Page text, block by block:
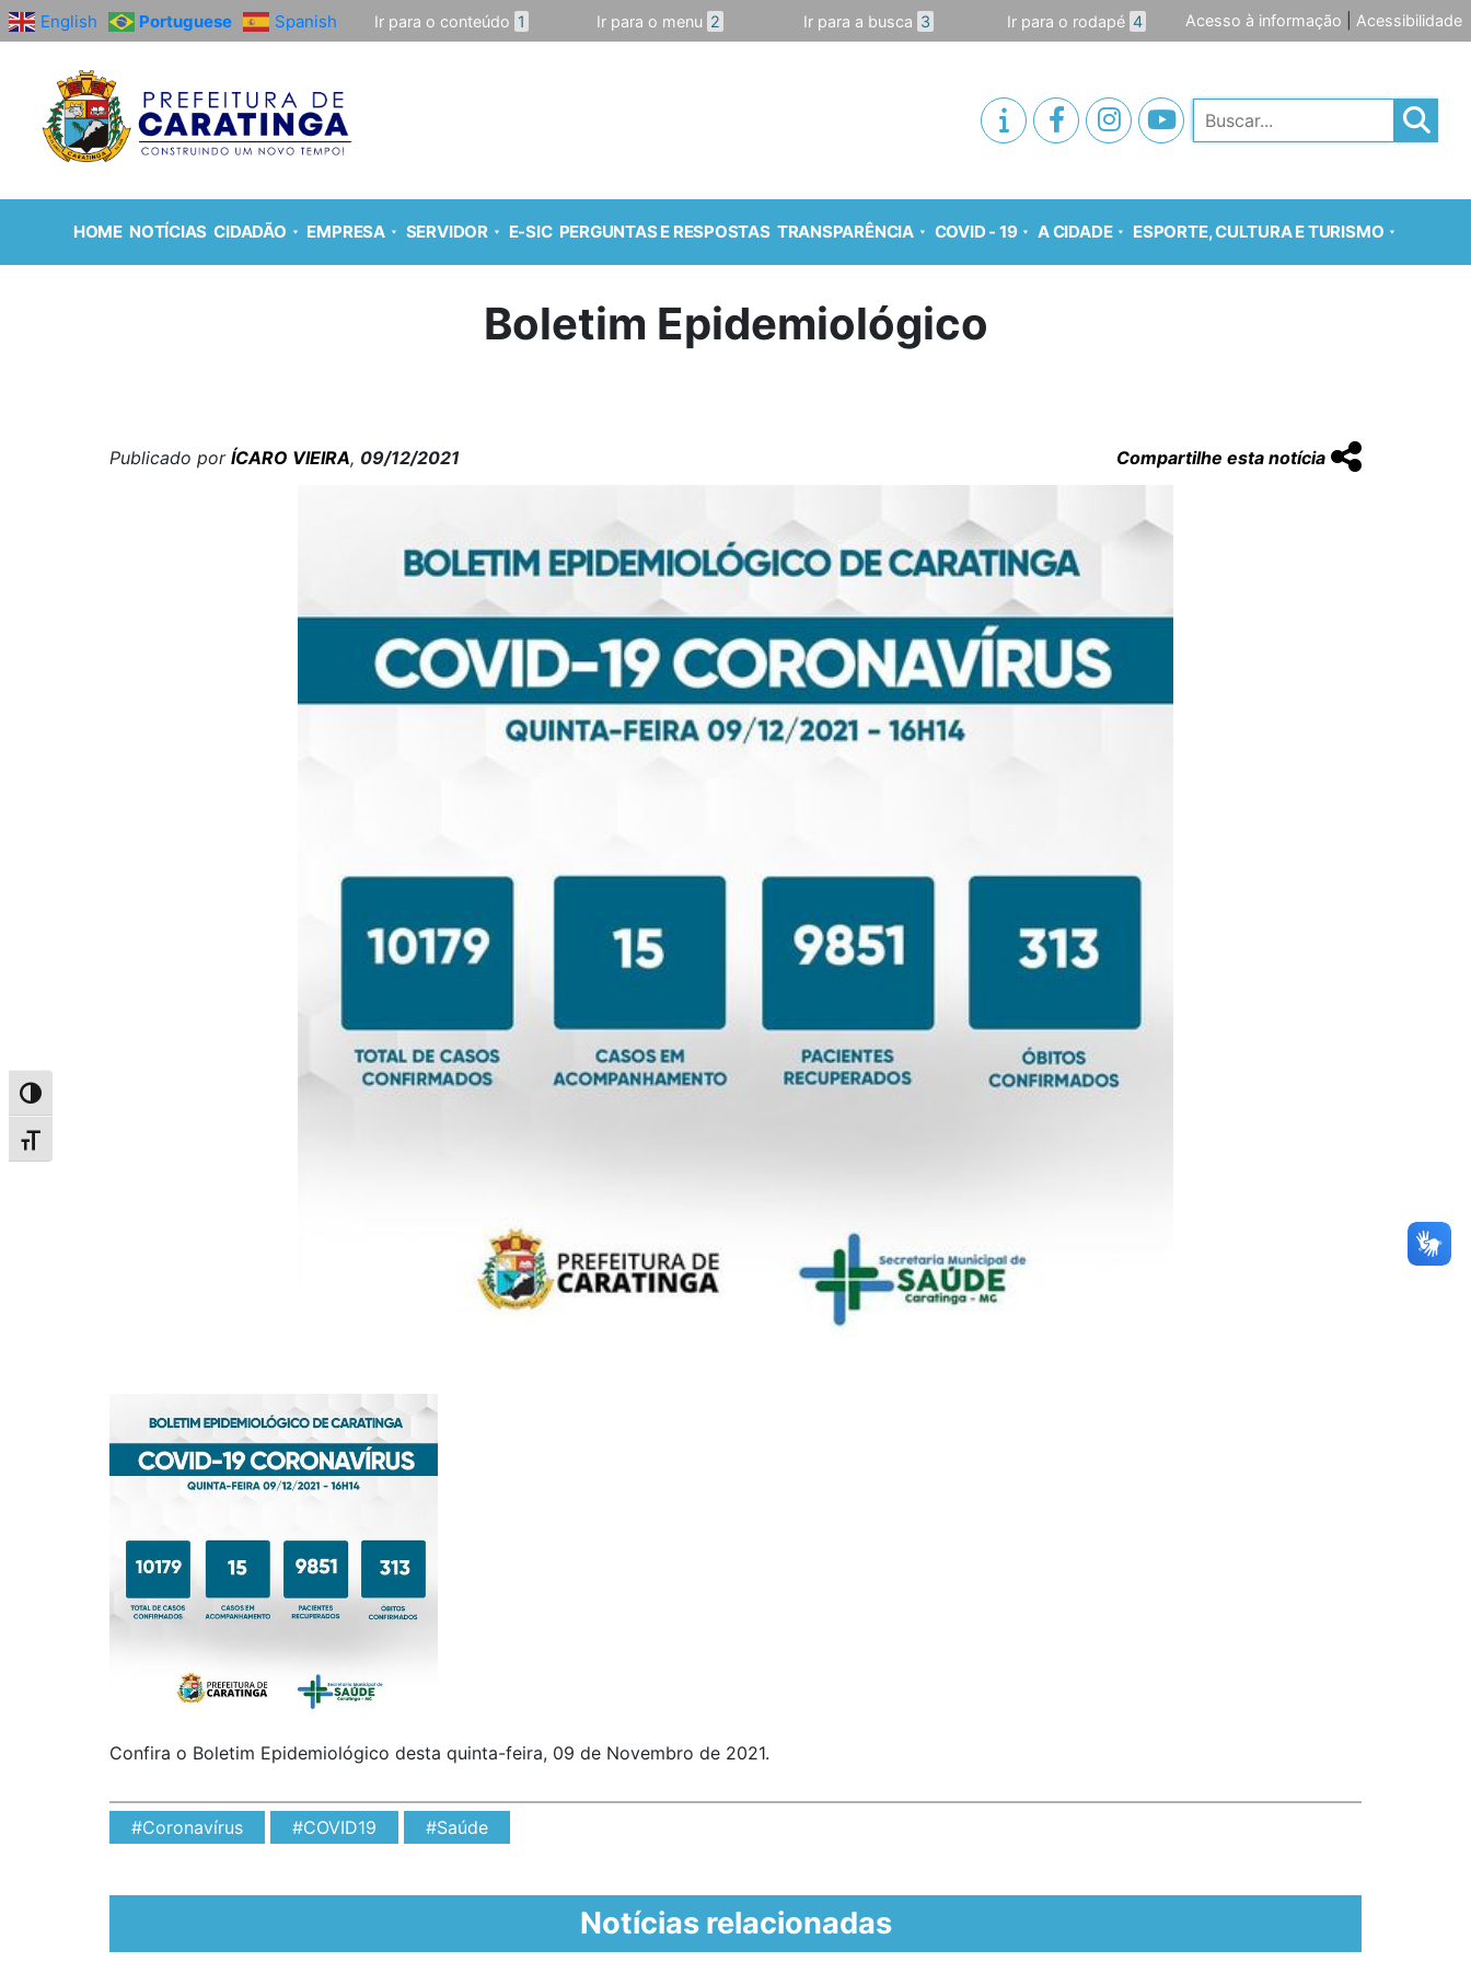
Alternar alto contraste
Alternar tamanho da fonte
English Portuguese Spanish Ir para o conteúdo 1 Ir para o menu 2 Ir para a busca 3 Ir para o rodapé 4 Acesso à informação Acessibilidade
Pesquisar
HOME NOTÍCIAS CIDADÃO EMPRESA SERVIDOR E-SIC PERGUNTAS E RESPOSTAS TRANSPARÊNCIA COVID - 19 A CIDADE ESPORTE, CULTURA E TURISMO
Boletim Epidemiológico
Publicado por ÍCARO VIEIRA, 09/12/2021 Compartilhe esta notícia
Confira o Boletim Epidemiológico desta quinta-feira, 09 de Novembro de 2021.
#Coronavírus #COVID19 #Saúde
Notícias relacionadas